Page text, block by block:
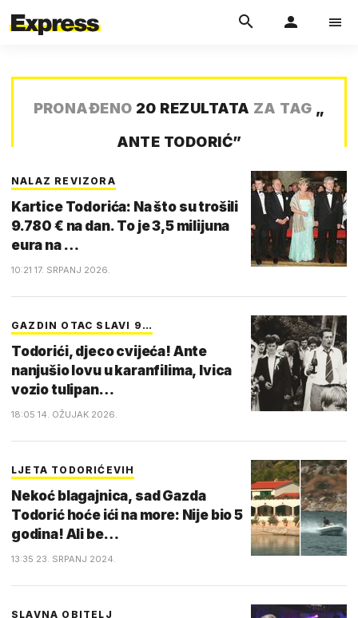
PRONAĐENO 20 REZULTATA ZA TAG „
ANTE TODORIĆ”
NALAZ REVIZORA
Kartice Todorića: Na što su trošili
9.780 € na dan. To je 3,5 milijuna
eura na …
10:21 17. SRPANJ 2026.
GAZDIN OTAC SLAVI 9…
Todorići, djeco cvijeća! Ante
nanjušio lovu u karanfilima, Ivica
vozio tulipan…
18:05 14. OŽUJAK 2026.
LJETA TODORIĆEVIH
Nekoć blagajnica, sad Gazda
Todorić hoće ići na more: Nije bio 5
godina! Ali be…
13:35 23. SRPANJ 2024.
SLAVNA OBITELJ